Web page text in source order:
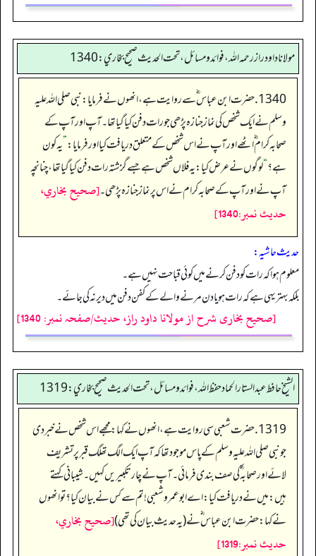
مولانا داود راز رحمه الله، فوائد و مسائل، تحت الحديث صحيح بخاري: 1340
1340. حضرت ابن عباس ؓ سے روایت ہے،انھوں نے فرمایا: نبی صلی اللہ علیہ
وسلم نے ایک شخص کی نماز جنازہ پڑھی جو رات دفن کیا گیا تھا۔ آپ اور آپ کے
صحابہ کرام ؓ اٹھے اور آپ نے اس شخص کے متعلق دریافت کیا اور فرمایا:”یہ کون
ہے؟“لوگوں نے عرض کیا:یہ فلاں شخص ہے جسے گزشتہ رات دفن کیا گیا تھا، چنانچہ
آپ نے اور آپ کے صحابہ کرام نے اس پر نماز جنازہ پڑھی۔[صحيح بخاري،
حديث نمبر:1340]
حدیث حاشیہ:
معلوم ہوا کہ رات کو دفن کرنے میں کوئی قباحت نہیں ہے۔
بلکہ بہتر یہی ہے کہ رات ہو یا دن مرنے والے کے کفن دفن میں دیرنہ کی جائے۔
[صحیح بخاری شرح از مولانا داود راز، حدیث/صفحہ نمبر: 1340]
الشيخ حافط عبدالستار الحماد حفظ الله، فوائد و مسائل، تحت الحديث صحيح بخاري:1319
1319. حضرت شعبی سی روایت ہے، انھوں نے کہا:مجھے اس شخص نے خبردی
جو نبی صلی اللہ علیہ وسلم کے پاس موجود تھا کہ آپ ایک الگ تھلگ قبر پر تشریف
لائے اور صحابہ ؓ کی صف بندی فرمائی۔ آپ نے چار تکبیریں کہیں۔ شیبانی کہتے
ہیں:میں نے دریافت کیا:اے ابو عمروشعبی!تم سے کس نے بیان کیا؟ تو انھوں
نے کہا:حضرت ابن عباس ؓ نے(یہ حدیث بیان کی تھی)[صحيح بخاري،
حديث نمبر:1319]